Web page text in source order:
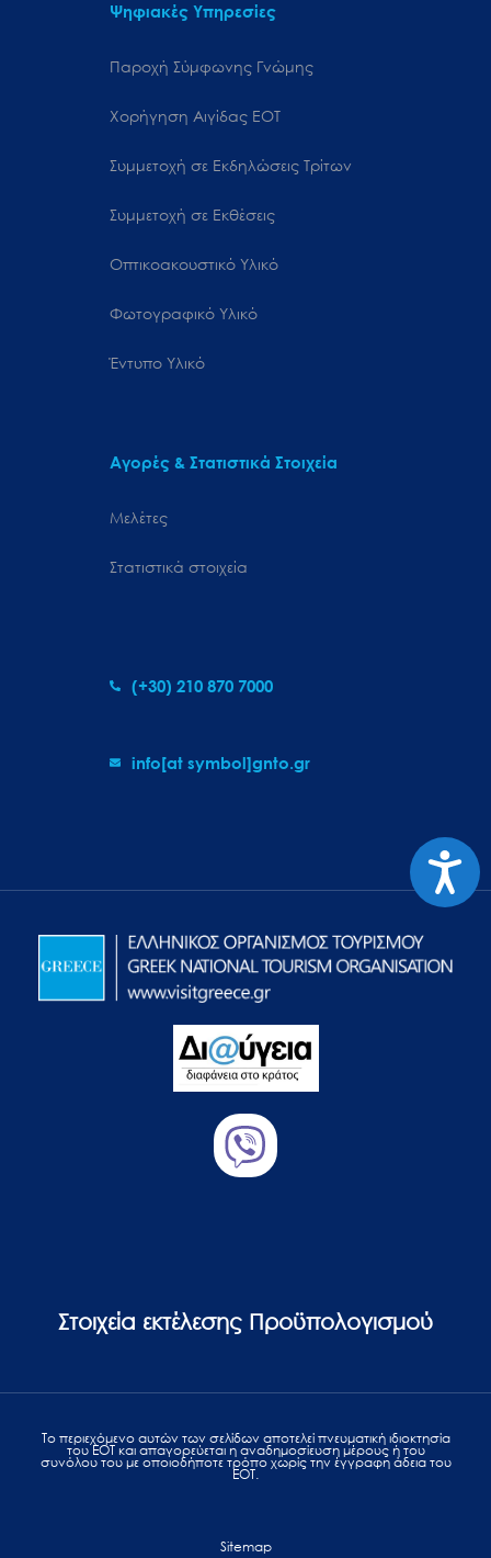
Ψηφιακές Υπηρεσίες
Παροχή Σύμφωνης Γνώμης
Χορήγηση Αιγίδας ΕΟΤ
Συμμετοχή σε Εκδηλώσεις Τρίτων
Συμμετοχή σε Εκθέσεις
Οπτικοακουστικό Υλικό
Φωτογραφικό Υλικό
Έντυπο Υλικό
Αγορές & Στατιστικά Στοιχεία
Μελέτες
Στατιστικά στοιχεία
(+30) 210 870 7000
info[at symbol]gnto.gr
Στοιχεία εκτέλεσης Προϋπολογισμού
Το περιεχόμενο αυτών των σελίδων αποτελεί πvευματική ιδιοκτησία
του ΕΟΤ και απαγορεύεται η αναδημοσίευση μέρους ή του
συνόλου του με οποιοδήποτε τρόπο χωρίς την έγγραφη άδεια του
ΕΟΤ.
Sitemap